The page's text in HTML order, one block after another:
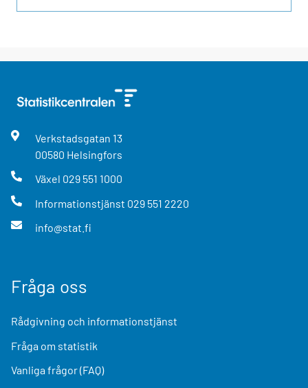
Verkstadsgatan 13
00580 Helsingfors
Växel 029 551 1000
Informationstjänst 029 551 2220
info@stat.fi
Fråga oss
Rådgivning och informationstjänst
Fråga om statistik
Vanliga frågor (FAQ)